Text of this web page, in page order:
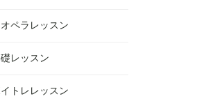
ペラレッスン
レッスン
トレレッスン